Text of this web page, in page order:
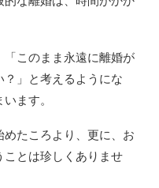
このまま永遠に離婚が
」と考えるようにな
ます。
たころより、更に、お
とは珍しくありませ